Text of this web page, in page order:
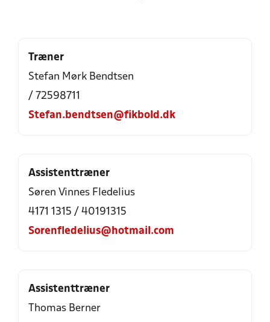
Træner
Stefan Mørk Bendtsen
/ 72598711
Stefan.bendtsen@fikbold.dk
Assistenttræner
Søren Vinnes Fledelius
4171 1315 / 40191315
Sorenfledelius@hotmail.com
Assistenttræner
Thomas Berner